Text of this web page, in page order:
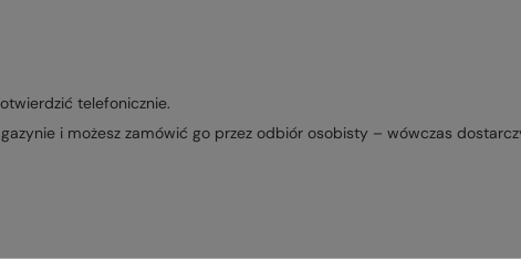
telefonicznie.
i możesz zamówić go przez odbiór osobisty – wówczas